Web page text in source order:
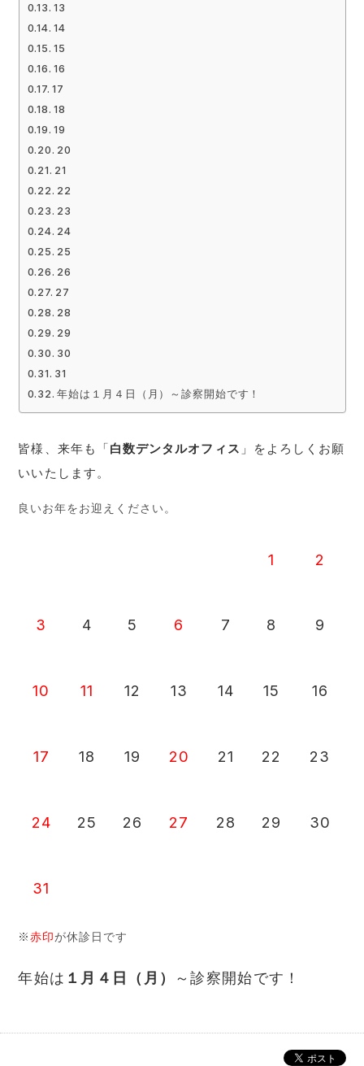
13
14
15
16
17
18
19
20
21
22
23
24
25
26
27
28
29
30
31
年始は１月４日（月）～診察開始です！
皆様、来年も「白数デンタルオフィス 」をよろしくお願
いいたします。
良いお年をお迎えください。
1 2
3 4 5 6 7 8 9
10 11 12 13 14 15 16
17 18 19 20 21 22 23
24 25 26 27 28 29 30
31
※赤印が休診日です
年始は １月４日（月） ～診察開始です！